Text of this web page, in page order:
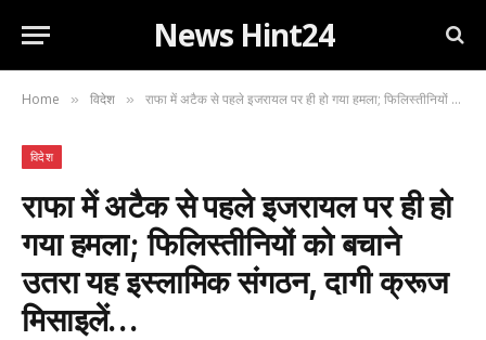
News Hint24
Home » विदेश » राफा में अटैक से पहले इजरायल पर ही हो गया हमला; फिलिस्तीनियों को बचाने उतरा यह इस्लामिक संगठन, दागी क्रूज मिसाइलें…
विदेश
राफा में अटैक से पहले इजरायल पर ही हो
गया हमला; फिलिस्तीनियों को बचाने
उतरा यह इस्लामिक संगठन, दागी क्रूज
मिसाइलें…